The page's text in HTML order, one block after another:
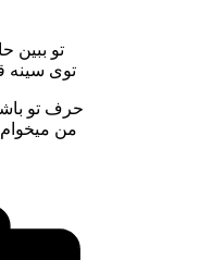
تو ببین
توی سینه
حرف تو
من میخوام